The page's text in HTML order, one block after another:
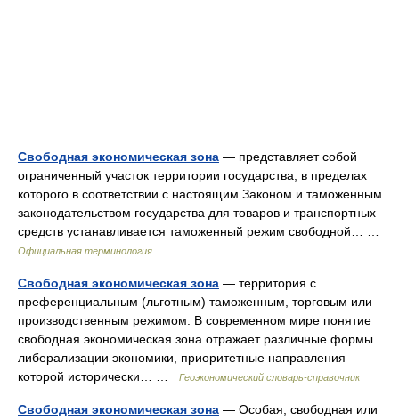
Свободная экономическая зона — представляет собой
ограниченный участок территории государства, в пределах
которого в соответствии с настоящим Законом и таможенным
законодательством государства для товаров и транспортных
средств устанавливается таможенный режим свободной… …
Официальная терминология
Свободная экономическая зона — территория с
преференциальным (льготным) таможенным, торговым или
производственным режимом. В современном мире понятие
свободная экономическая зона отражает различные формы
либерализации экономики, приоритетные направления
которой исторически… …
Геоэкономический словарь-справочник
Свободная экономическая зона — Особая, cвободная или